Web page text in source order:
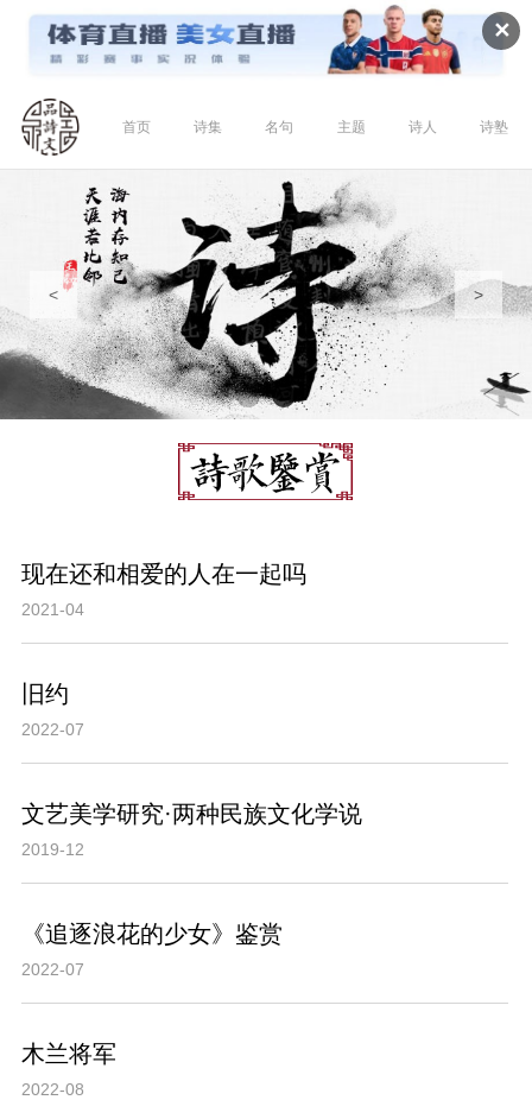
✕
首页 诗集 名句 主题 诗人 诗塾
< >
现在还和相爱的人在一起吗
2021-04
旧约
2022-07
文艺美学研究·两种民族文化学说
2019-12
《追逐浪花的少女》鉴赏
2022-07
木兰将军
2022-08